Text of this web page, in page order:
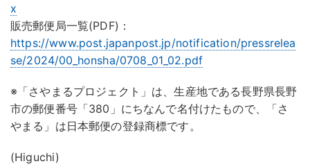
x
販売郵便局一覧(PDF)：
https://www.post.japanpost.jp/notification/pressrelea
se/2024/00_honsha/0708_01_02.pdf
※「さやまるプロジェクト」は、生産地である長野県長野
市の郵便番号「380」にちなんで名付けたもので、「さ
やまる」は日本郵便の登録商標です。
(Higuchi)